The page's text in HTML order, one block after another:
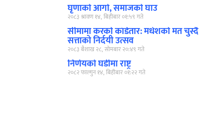
घृणाको आगो, समाजको घाउ
२०८३ श्रावण १४, बिहीबार ०१:५९ गते
सीमामा करको काँडेतार: मधेशको मत चुस्दै
सत्ताको निर्दयी उत्सव
२०८३ बैशाख २८, सोमबार २०:४९ गते
निर्णयको घडीमा राष्ट्र
२०८२ फाल्गुन १४, बिहीबार ०१:२२ गते